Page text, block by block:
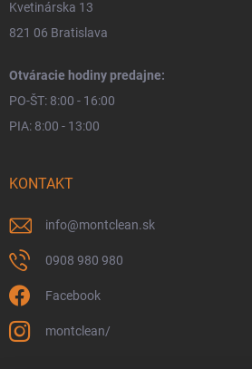
Kvetinárska 13
821 06 Bratislava
Otváracie hodiny predajne:
PO-ŠT: 8:00 - 16:00
PIA: 8:00 - 13:00
KONTAKT
info@montclean.sk
0908 980 980
Facebook
montclean/